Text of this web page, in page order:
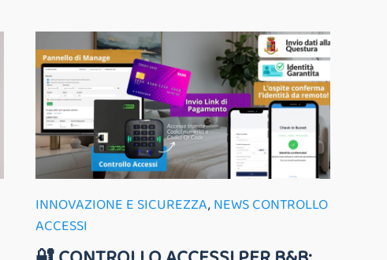
INNOVAZIONE E SICUREZZA,NEWS CONTROLLO
ACCESSI